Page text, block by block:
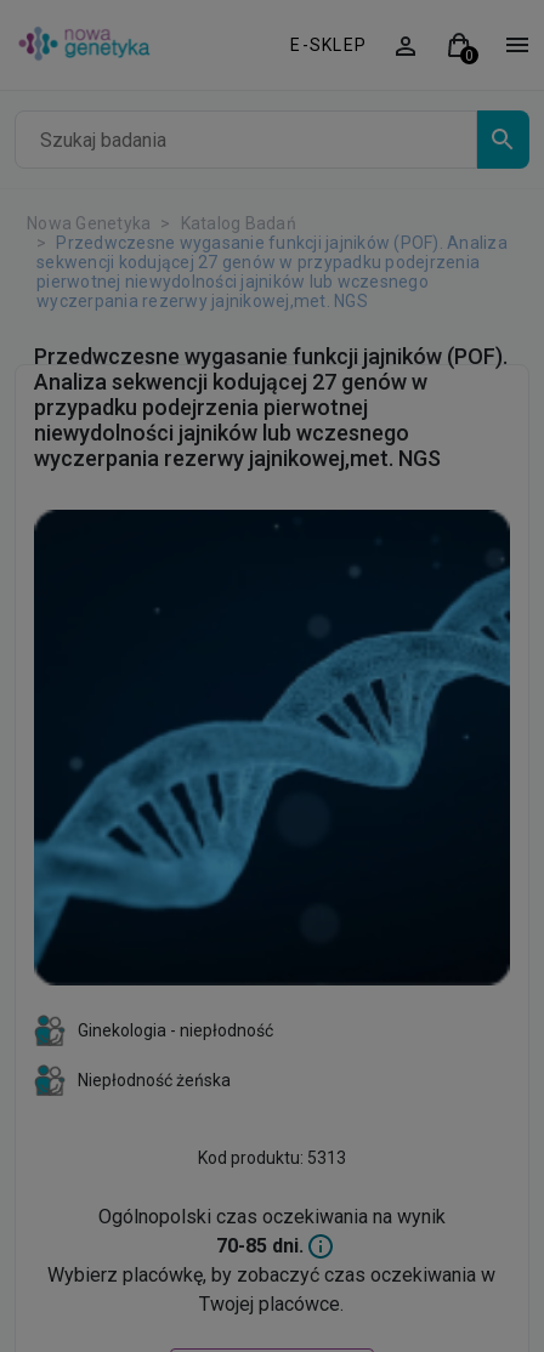
E-SKLEP
Nowa Genetyka
Katalog Badań
Przedwczesne wygasanie funkcji jajników (POF). Analiza
sekwencji kodującej 27 genów w przypadku podejrzenia
pierwotnej niewydolności jajników lub wczesnego
wyczerpania rezerwy jajnikowej,met. NGS
Przedwczesne wygasanie funkcji jajników (POF).
Analiza sekwencji kodującej 27 genów w
przypadku podejrzenia pierwotnej
niewydolności jajników lub wczesnego
wyczerpania rezerwy jajnikowej,met. NGS
Ginekologia - niepłodność
Niepłodność żeńska
Kod produktu: 5313
Ogólnopolski czas oczekiwania na wynik
70-85 dni.
Wybierz placówkę, by zobaczyć czas oczekiwania w
Twojej placówce.